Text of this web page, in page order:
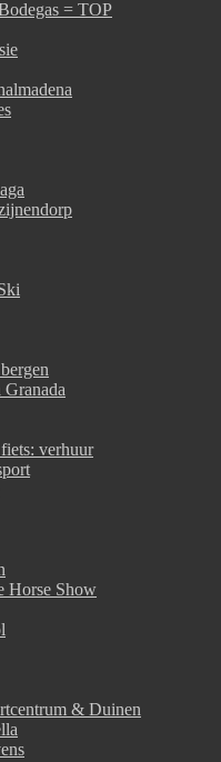
= TOP
Granada
verhuur
Horse Show
& Duinen